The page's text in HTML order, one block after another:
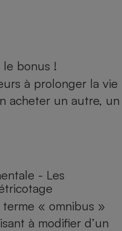
le bonus !
à prolonger la vie
acheter un autre, un
- Les
« omnibus »
à modifier d’un